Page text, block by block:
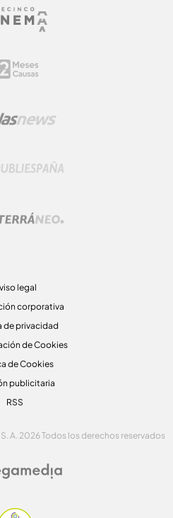
legal
corporativa
de privacidad
de Cookies
de Cookies
publicitaria
RSS
A. 2026 Todos los derechos reservados